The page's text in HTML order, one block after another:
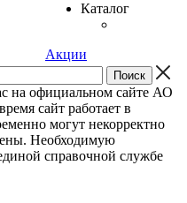
Каталог
Акции
на официальном сайте АО
сайт работает в
могут некорректно
Необходимую
справочной службе